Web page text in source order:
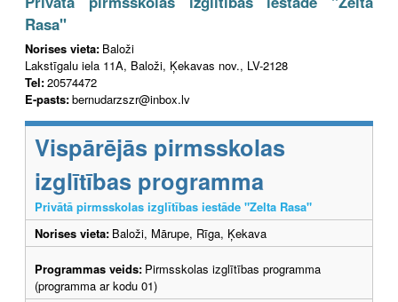
Rasa"
Norises vieta: Baloži
Lakstīgalu iela 11A, Baloži, Ķekavas nov., LV-2128
Tel:20574472
E-pasts:bernudarzszr@inbox.lv
Vispārējās pirmsskolas
izglītības programma
Privātā pirmsskolas izglītības iestāde "Zelta Rasa"
Norises vieta: Baloži, Mārupe, Rīga, Ķekava
Programmas veids: Pirmsskolas izglītības programma
(programma ar kodu 01)